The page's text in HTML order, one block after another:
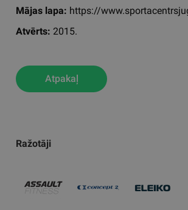
Ražotāji
Mājas lapa: https://
Atvērts: 2015.
Atpakaļ